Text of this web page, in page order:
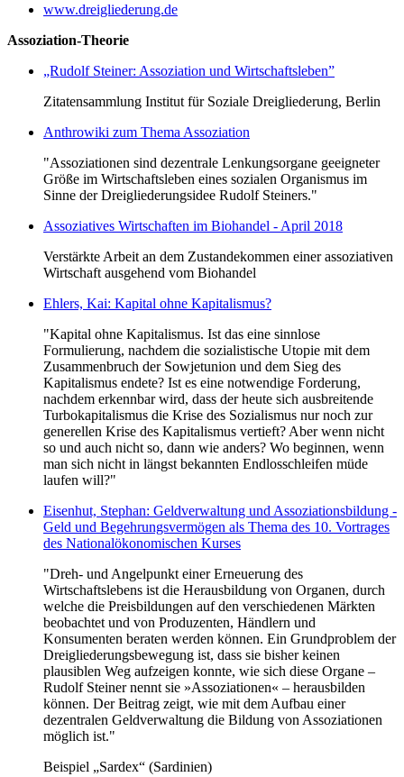
www.dreigliederung.de
Assoziation-Theorie
„Rudolf Steiner: Assoziation und Wirtschaftsleben”
Zitatensammlung Institut für Soziale Dreigliederung, Berlin
Anthrowiki zum Thema Assoziation
"Assoziationen sind dezentrale Lenkungsorgane geeigneter
Größe im Wirtschaftsleben eines sozialen Organismus im
Sinne der Dreigliederungsidee Rudolf Steiners."
Assoziatives Wirtschaften im Biohandel - April 2018
Verstärkte Arbeit an dem Zustandekommen einer assoziativen
Wirtschaft ausgehend vom Biohandel
Ehlers, Kai: Kapital ohne Kapitalismus?
"Kapital ohne Kapitalismus. Ist das eine sinnlose
Formulierung, nachdem die sozialistische Utopie mit dem
Zusammenbruch der Sowjetunion und dem Sieg des
Kapitalismus endete? Ist es eine notwendige Forderung,
nachdem erkennbar wird, dass der heute sich ausbreitende
Turbokapitalismus die Krise des Sozialismus nur noch zur
generellen Krise des Kapitalismus vertieft? Aber wenn nicht
so und auch nicht so, dann wie anders? Wo beginnen, wenn
man sich nicht in längst bekannten Endlosschleifen müde
laufen will?"
Eisenhut, Stephan: Geldverwaltung und Assoziationsbildung -
Geld und Begehrungsvermögen als Thema des 10. Vortrages
des Nationalökonomischen Kurses
"Dreh- und Angelpunkt einer Erneuerung des
Wirtschaftslebens ist die Herausbildung von Organen, durch
welche die Preisbildungen auf den verschiedenen Märkten
beobachtet und von Produzenten, Händlern und
Konsumenten beraten werden können. Ein Grundproblem der
Dreigliederungsbewegung ist, dass sie bisher keinen
plausiblen Weg aufzeigen konnte, wie sich diese Organe –
Rudolf Steiner nennt sie »Assoziationen« – herausbilden
können. Der Beitrag zeigt, wie mit dem Aufbau einer
dezentralen Geldverwaltung die Bildung von Assoziationen
möglich ist."
Beispiel „Sardex“ (Sardinien)